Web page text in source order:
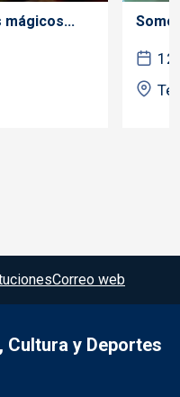
mágicos...
Correo web
Cultura y Deportes